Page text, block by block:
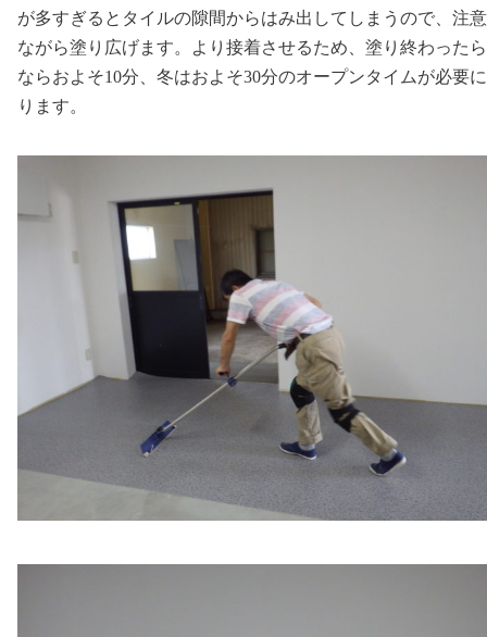
が多すぎるとタイルの隙間からはみ出してしまうので、注
ながら塗り広げます。より接着させるため、塗り終わった
ならおよそ10分、冬はおよそ30分のオープンタイムが必要
ります。